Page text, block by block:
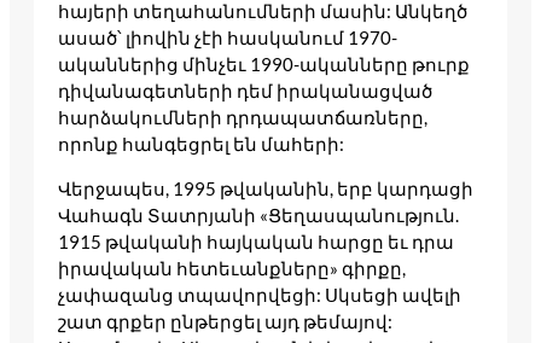
հայերի տեղահանումների մասին: Անկեղծ
ասած՝ լիովին չէի հասկանում 1970-
ականներից մինչեւ 1990-ականները թուրք
դիվանագետների դեմ իրականացված
հարձակումների դրդապատճառները,
որոնք հանգեցրել են մահերի:
Վերջապես, 1995 թվականին, երբ կարդացի
Վահագն Տատրյանի «Ցեղասպանություն.
1915 թվականի հայկական հարցը եւ դրա
իրավական հետեւանքները» գիրքը,
չափազանց տպավորվեցի: Սկսեցի ավելի
շատ գրքեր ընթերցել այդ թեմայով: